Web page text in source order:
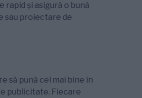
și asigură o bună
sau proiectare de
să pună cel mai bine în
publicitate. Fiecare